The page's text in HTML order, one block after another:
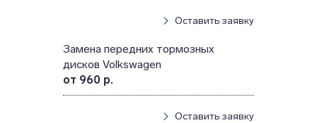
Оставить заявку
Замена передних тормозных
дисков Volkswagen
от 960 р.
Оставить заявку